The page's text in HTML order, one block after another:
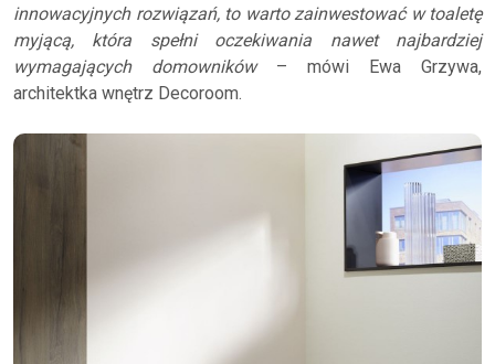
innowacyjnych rozwiązań, to warto zainwestować w toaletę
myjącą, która spełni oczekiwania nawet najbardziej
wymagających domowników– mówi Ewa Grzywa,
architektka wnętrz Decoroom.